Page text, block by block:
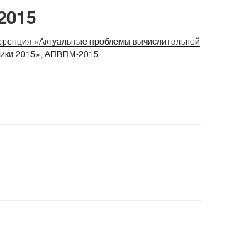
«Актуальные проблемы вычислительной
2015», АПВПМ-2015